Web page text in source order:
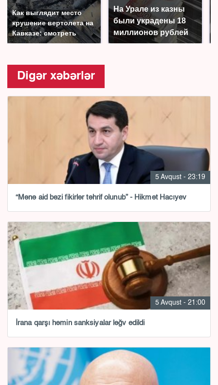
Как выглядит место
крушение вертолета на
Кавказе: смотреть
На Урале из казны
были украдены 18
миллионов рублей
Digər xəbərlər
5 Avqust - 23:19
“Mənə aid bəzi fikirlər təhrif olunub” - Hikmət Hacıyev
5 Avqust - 21:00
İrana qarşı həmin sanksiyalar ləğv edildi